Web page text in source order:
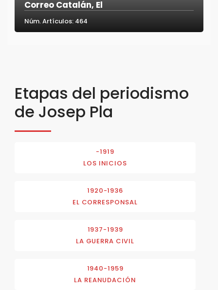
Correo Catalán, El
Núm. Artículos: 464
Etapas del periodismo
de Josep Pla
-1919
LOS INICIOS
1920-1936
EL CORRESPONSAL
1937-1939
LA GUERRA CIVIL
1940-1959
LA REANUDACIÓN